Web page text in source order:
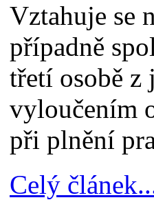
Vztahuje se
případně
třetí osobě z
vyloučením
při plnění
Celý